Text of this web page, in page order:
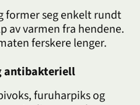
former seg enkelt rundt
av varmen fra hendene.
ferskere lenger.
antibakteriell
furuharpiks og